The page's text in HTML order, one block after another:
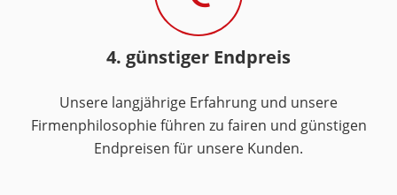
4. günstiger Endpreis
Unsere langjährige Erfahrung und unsere
Firmenphilosophie führen zu fairen und günstigen
Endpreisen für unsere Kunden.